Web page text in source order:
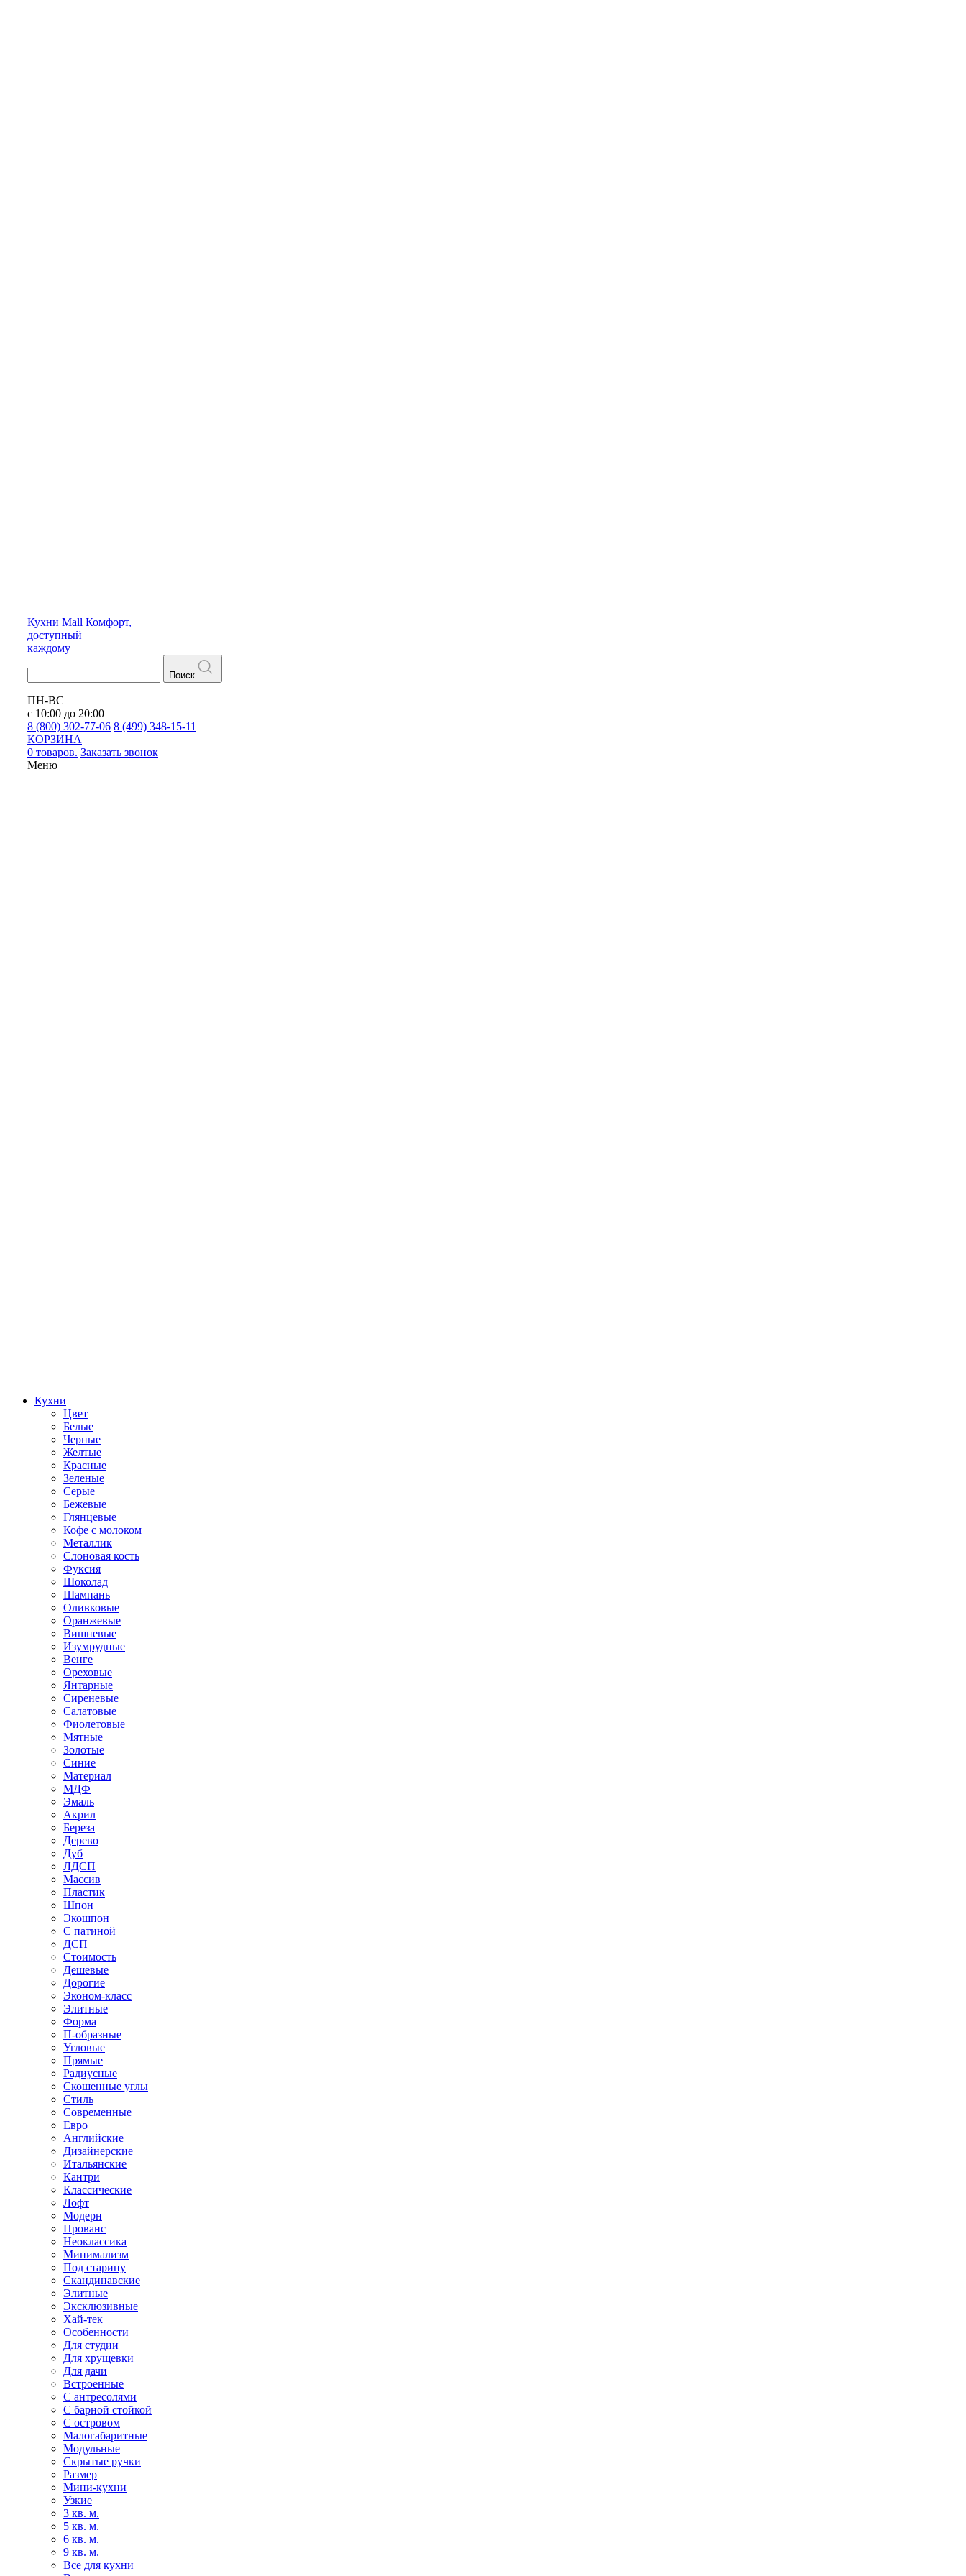
Кухни Mall Комфорт,
доступный
каждому
Поиск
ПН-ВС
с 10:00 до 20:00
8 (800) 302-77-06 8 (499) 348-15-11
КОРЗИНА
0 товаров. Заказать звонок
Меню
Кухни
Цвет
Белые
Черные
Желтые
Красные
Зеленые
Серые
Бежевые
Глянцевые
Кофе с молоком
Металлик
Слоновая кость
Фуксия
Шоколад
Шампань
Оливковые
Оранжевые
Вишневые
Изумрудные
Венге
Ореховые
Янтарные
Сиреневые
Салатовые
Фиолетовые
Мятные
Золотые
Синие
Материал
МДФ
Эмаль
Акрил
Береза
Дерево
Дуб
ЛДСП
Массив
Пластик
Шпон
Экошпон
С патиной
ДСП
Стоимость
Дешевые
Дорогие
Эконом-класс
Элитные
Форма
П-образные
Угловые
Прямые
Радиусные
Скошенные углы
Стиль
Современные
Евро
Английские
Дизайнерские
Итальянские
Кантри
Классические
Лофт
Модерн
Прованс
Неоклассика
Минимализм
Под старину
Скандинавские
Элитные
Эксклюзивные
Хай-тек
Особенности
Для студии
Для хрущевки
Для дачи
Встроенные
С антресолями
С барной стойкой
С островом
Малогабаритные
Модульные
Скрытые ручки
Размер
Мини-кухни
Узкие
3 кв. м.
5 кв. м.
6 кв. м.
9 кв. м.
Все для кухни